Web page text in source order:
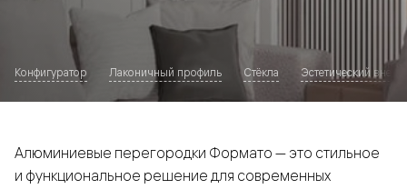
Конфигуратор Лаконичный профиль Стёкла Эстетический
Алюминиевые перегородки Формато — это стильное
и функциональное решение для современных